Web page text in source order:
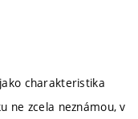
charakteristika
ne zcela neznámou, v